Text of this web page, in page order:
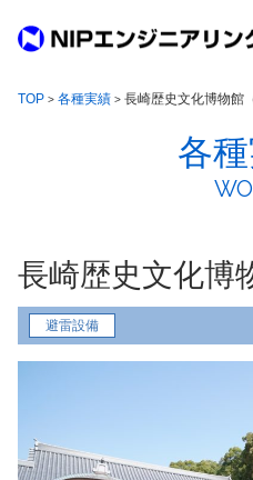
TOP
会社案内
求人情報
ご利用に際して
個人デ
個人情報保護方針
TOP > 各種実績 > 長崎歴史文化博物館
各
長崎歴史文化博
避雷設備